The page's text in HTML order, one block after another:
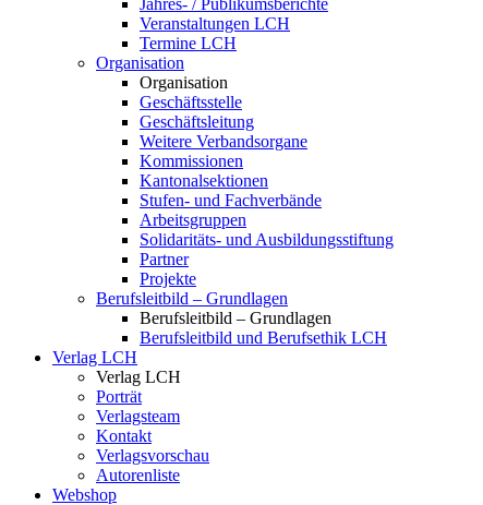
Jahres- / Publikumsberichte
Veranstaltungen LCH
Termine LCH
Organisation
Organisation
Geschäftsstelle
Geschäftsleitung
Weitere Verbandsorgane
Kommissionen
Kantonalsektionen
Stufen- und Fachverbände
Arbeitsgruppen
Solidaritäts- und Ausbildungsstiftung
Partner
Projekte
Berufsleitbild – Grundlagen
Berufsleitbild – Grundlagen
Berufsleitbild und Berufsethik LCH
Verlag LCH
Verlag LCH
Porträt
Verlagsteam
Kontakt
Verlagsvorschau
Autorenliste
Webshop